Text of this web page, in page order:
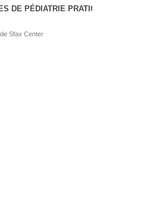
DE PÉDIATRIE PRATIQUE DE
Sfax Center